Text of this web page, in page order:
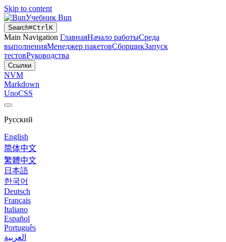
Skip to content
Учебник Bun
Search⌘CtrlK
Main Navigation ГлавнаяНачало работыСреда
выполненияМенеджер пакетовСборщикЗапуск
тестовРуководства
Ссылки
NVM
Markdown
UnoCSS
Русский
English
简体中文
繁體中文
日本語
한국어
Deutsch
Français
Italiano
Español
Português
العربية